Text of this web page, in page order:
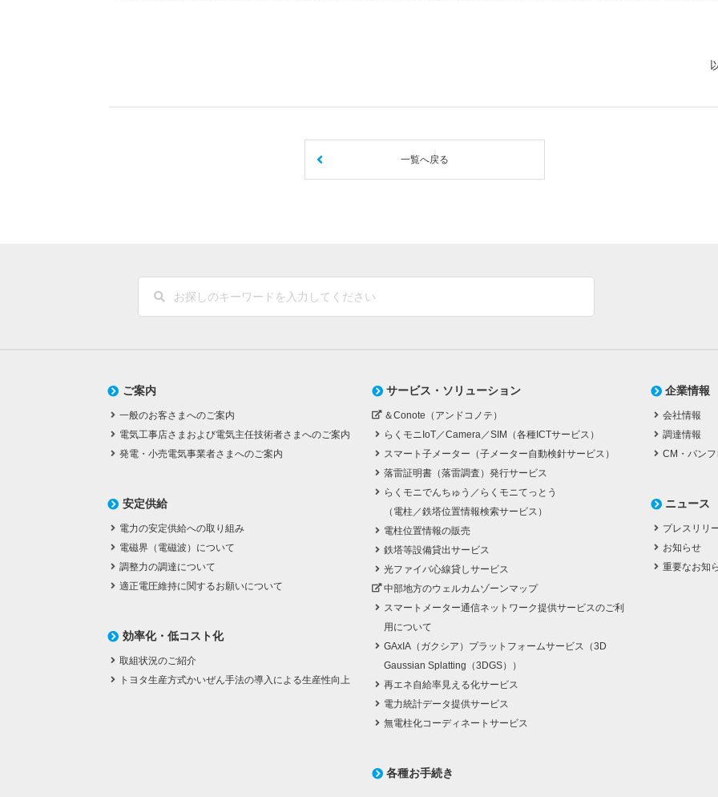
一覧へ戻る
ご案内
一般のお客さまへのご案内
電気工事店さまおよび電気主任技術者さまへのご案内
発電・小売電気事業者さまへのご案内
安定供給
電力の安定供給への取り組み
電磁界（電磁波）について
調整力の調達について
適正電圧維持に関するお願いについて
効率化・低コスト化
取組状況のご紹介
トヨタ生産方式かいぜん手法の導入による生産性向上
サービス・ソリューション
＆Conote（アンドコノテ）
らくモニIoT／Camera／SIM（各種ICTサービス）
スマート子メーター（子メーター自動検針サービス）
落雷証明書（落雷調査）発行サービス
らくモニでんちゅう／らくモニてっとう
（電柱／鉄塔位置情報検索サービス）
電柱位置情報の販売
鉄塔等設備貸出サービス
光ファイバ心線貸しサービス
中部地方のウェルカムゾーンマップ
スマートメーター通信ネットワーク提供サービスのご利
用について
GAxIA（ガクシア）プラットフォームサービス（3D
Gaussian Splatting（3DGS））
再エネ自給率見える化サービス
電力統計データ提供サービス
無電柱化コーディネートサービス
各種お手続き
企業情報
会社情報
調達情報
CM・パン
ニュース
プレスリリ
お知らせ
重要なお知